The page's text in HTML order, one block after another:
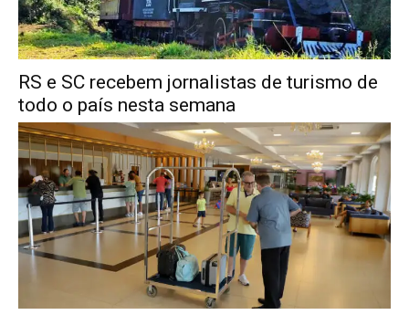
RS e SC recebem jornalistas de turismo de
todo o país nesta semana